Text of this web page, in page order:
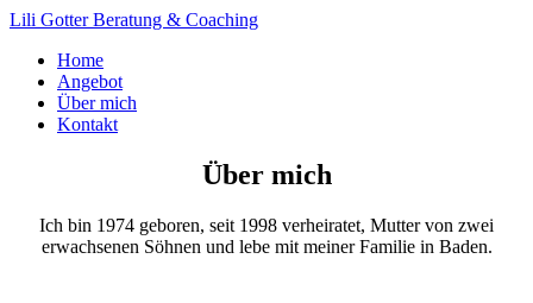
Lili Gotter Beratung & Coaching
Home
Angebot
Über mich
Kontakt
Über mich
Ich bin 1974 geboren, seit 1998 verheiratet, Mutter von zwei
erwachsenen Söhnen und lebe mit meiner Familie in Baden.